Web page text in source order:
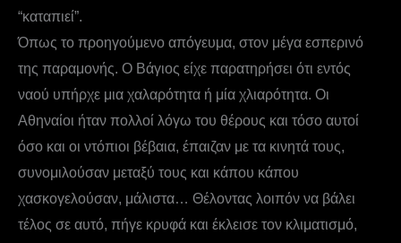
“καταπιεί”.
Όπως το προηγούμενο απόγευμα, στον μέγα εσπερινό
της παραμονής. Ο Βάγιος είχε παρατηρήσει ότι εντός
ναού υπήρχε μια χαλαρότητα ή μία χλιαρότητα. Οι
Αθηναίοι ήταν πολλοί λόγω του θέρους και τόσο αυτοί
όσο και οι ντόπιοι βέβαια, έπαιζαν με τα κινητά τους,
συνομιλούσαν μεταξύ τους και κάπου κάπου
χασκογελούσαν, μάλιστα… Θέλοντας λοιπόν να βάλει
τέλος σε αυτό, πήγε κρυφά και έκλεισε τον κλιματισμό,